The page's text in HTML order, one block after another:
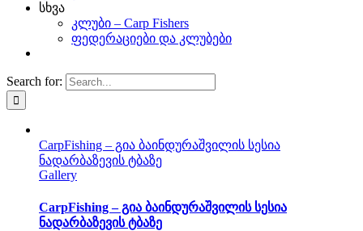
სხვა
კლუბი – Carp Fishers
ფედერაციები და კლუბები
Search for:
CarpFishing – გია ბაინდურაშვილის სესია
ნადარბაზევის ტბაზე
Gallery
CarpFishing – გია ბაინდურაშვილის სესია
ნადარბაზევის ტბაზე